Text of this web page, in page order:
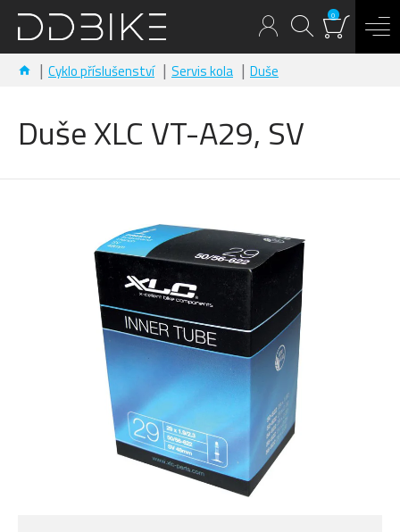
0
Cyklo příslušenství Servis kola Duše
Duše XLC VT-A29, SV